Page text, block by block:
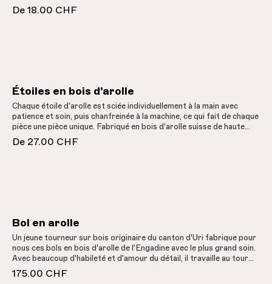
production d'huile d'olive, ce qui fait de ces bougies un produit
upcycling de grande qualité. Chaque bougie est coulée à la main en
de ces bougies durables.Idéalement, la bougie doit brûler au
De 18.00 CHF
Étoiles en bois d’arolle
Chaque étoile d'arolle est sciée individuellement à la main avec
patience et soin, puis chanfreinée à la machine, ce qui fait de chaque
pièce une pièce unique. Fabriqué en bois d'arolle suisse de haute
qualité par une institution sociale qui encourage l'intégration
professionnelle et sociale des personnes handicapées.
De 27.00 CHF
Bol en arolle
Un jeune tourneur sur bois originaire du canton d'Uri fabrique pour
nous ces bols en bois d'arolle de l'Engadine avec le plus grand soin.
Avec beaucoup d'habileté et d'amour du détail, il travaille au tour
pour faire ressortir les veinures et les nœuds particuliers de
chaque morceau de tronc. Chaque pièce est ainsi unique et met
175.00 CHF